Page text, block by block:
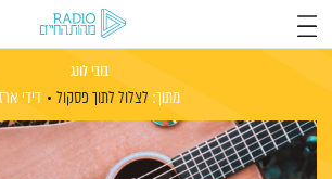
בובי לונג
מתוך: לצלול לתוך פסקול דידי